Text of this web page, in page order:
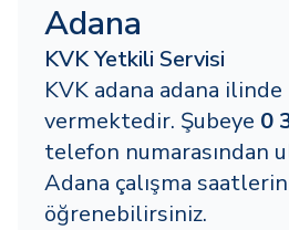
Adana
KVK Yetkili Servisi
KVK adana adana
vermektedir. Şubeye 0
telefon numarasından
Adana çalışma
öğrenebilirsiniz.